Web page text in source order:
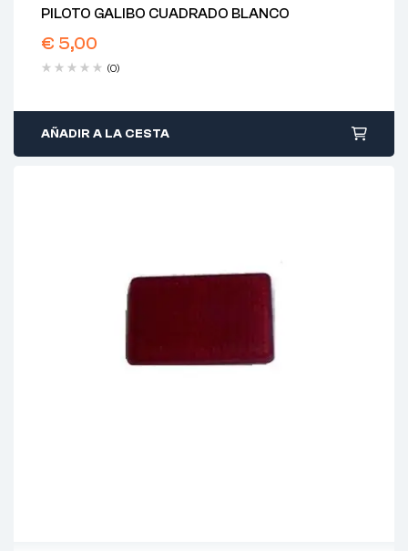
PILOTO GALIBO CUADRADO BLANCO
€ 5,00
(0)
AÑADIR A LA CESTA